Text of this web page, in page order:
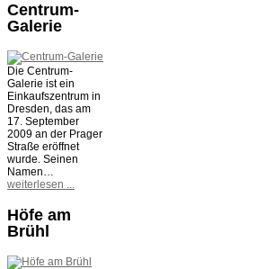
Centrum-
Galerie
Die Centrum-
Galerie ist ein
Einkaufszentrum in
Dresden, das am
17. September
2009 an der Prager
Straße eröffnet
wurde. Seinen
Namen…
weiterlesen ...
Höfe am
Brühl